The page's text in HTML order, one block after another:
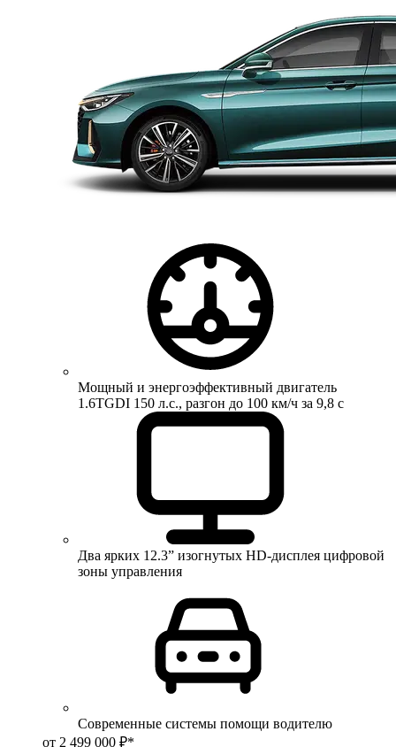
Мощный и энергоэффективный двигатель
1.6TGDI 150 л.с., разгон до 100 км/ч за 9,8 с
Два ярких 12.3” изогнутых HD-дисплея цифровой
зоны управления
Современные системы помощи водителю
от 2 499 000 ₽*